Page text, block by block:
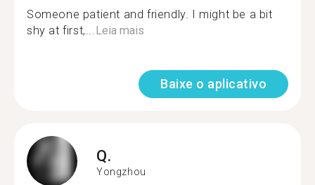
Someone patient and friendly. I might be a bit
shy at first,... Leia mais
Baixe o aplicativo
Q.
Yongzhou